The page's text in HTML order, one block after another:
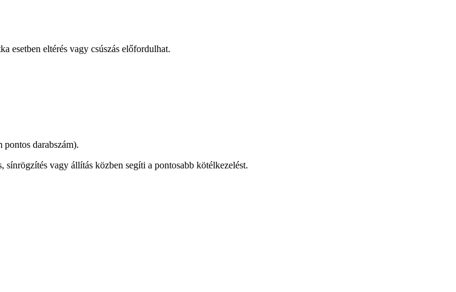
esetben eltérés vagy csúszás előfordulhat.
darabszám).
vagy állítás közben segíti a pontosabb kötélkezelést.